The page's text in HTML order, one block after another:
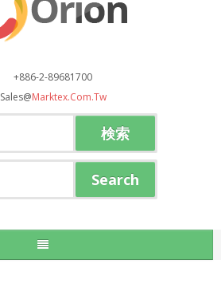
+886-2-89681700
Sales@Marktex.com.tw
検索